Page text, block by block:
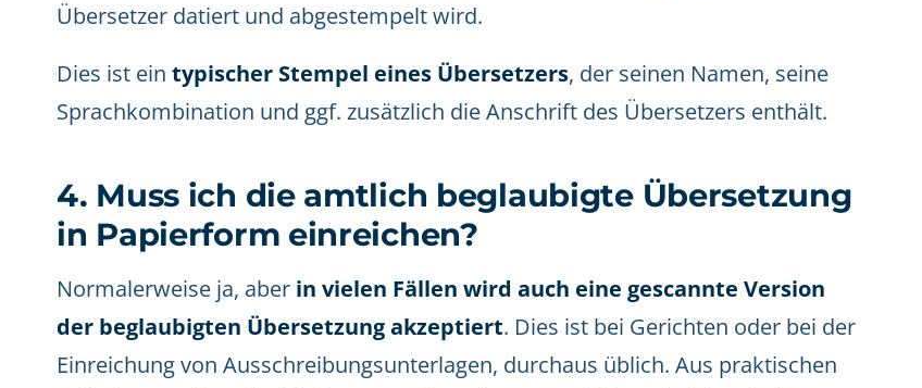
Übersetzer datiert und abgestempelt wird.
Dies ist ein typischer Stempel eines Übersetzers, der seinen Namen, seine
Sprachkombination und ggf. zusätzlich die Anschrift des Übersetzers enthält.
4. Muss ich die amtlich beglaubigte Übersetzung
in Papierform einreichen?
Normalerweise ja, aber in vielen Fällen wird auch eine gescannte Version
der beglaubigten Übersetzung akzeptiert. Dies ist bei Gerichten oder bei der
Einreichung von Ausschreibungsunterlagen, durchaus üblich. Aus praktischen